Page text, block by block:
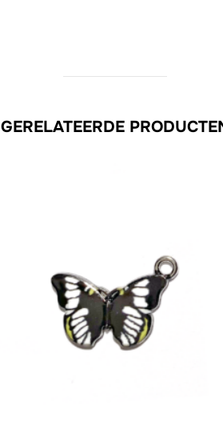
GERELATEERDE